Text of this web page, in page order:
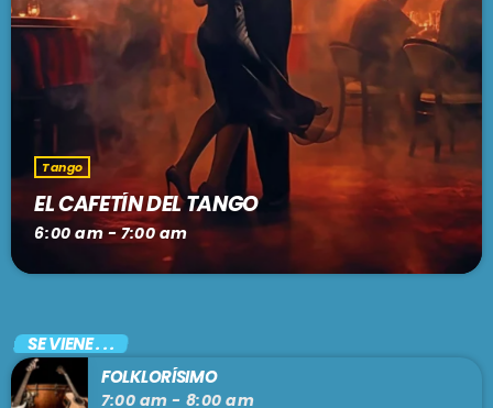
Tango
EL CAFETÍN DEL TANGO
6:00 am - 7:00 am
SE VIENE . . .
FOLKLORÍSIMO
7:00 am - 8:00 am